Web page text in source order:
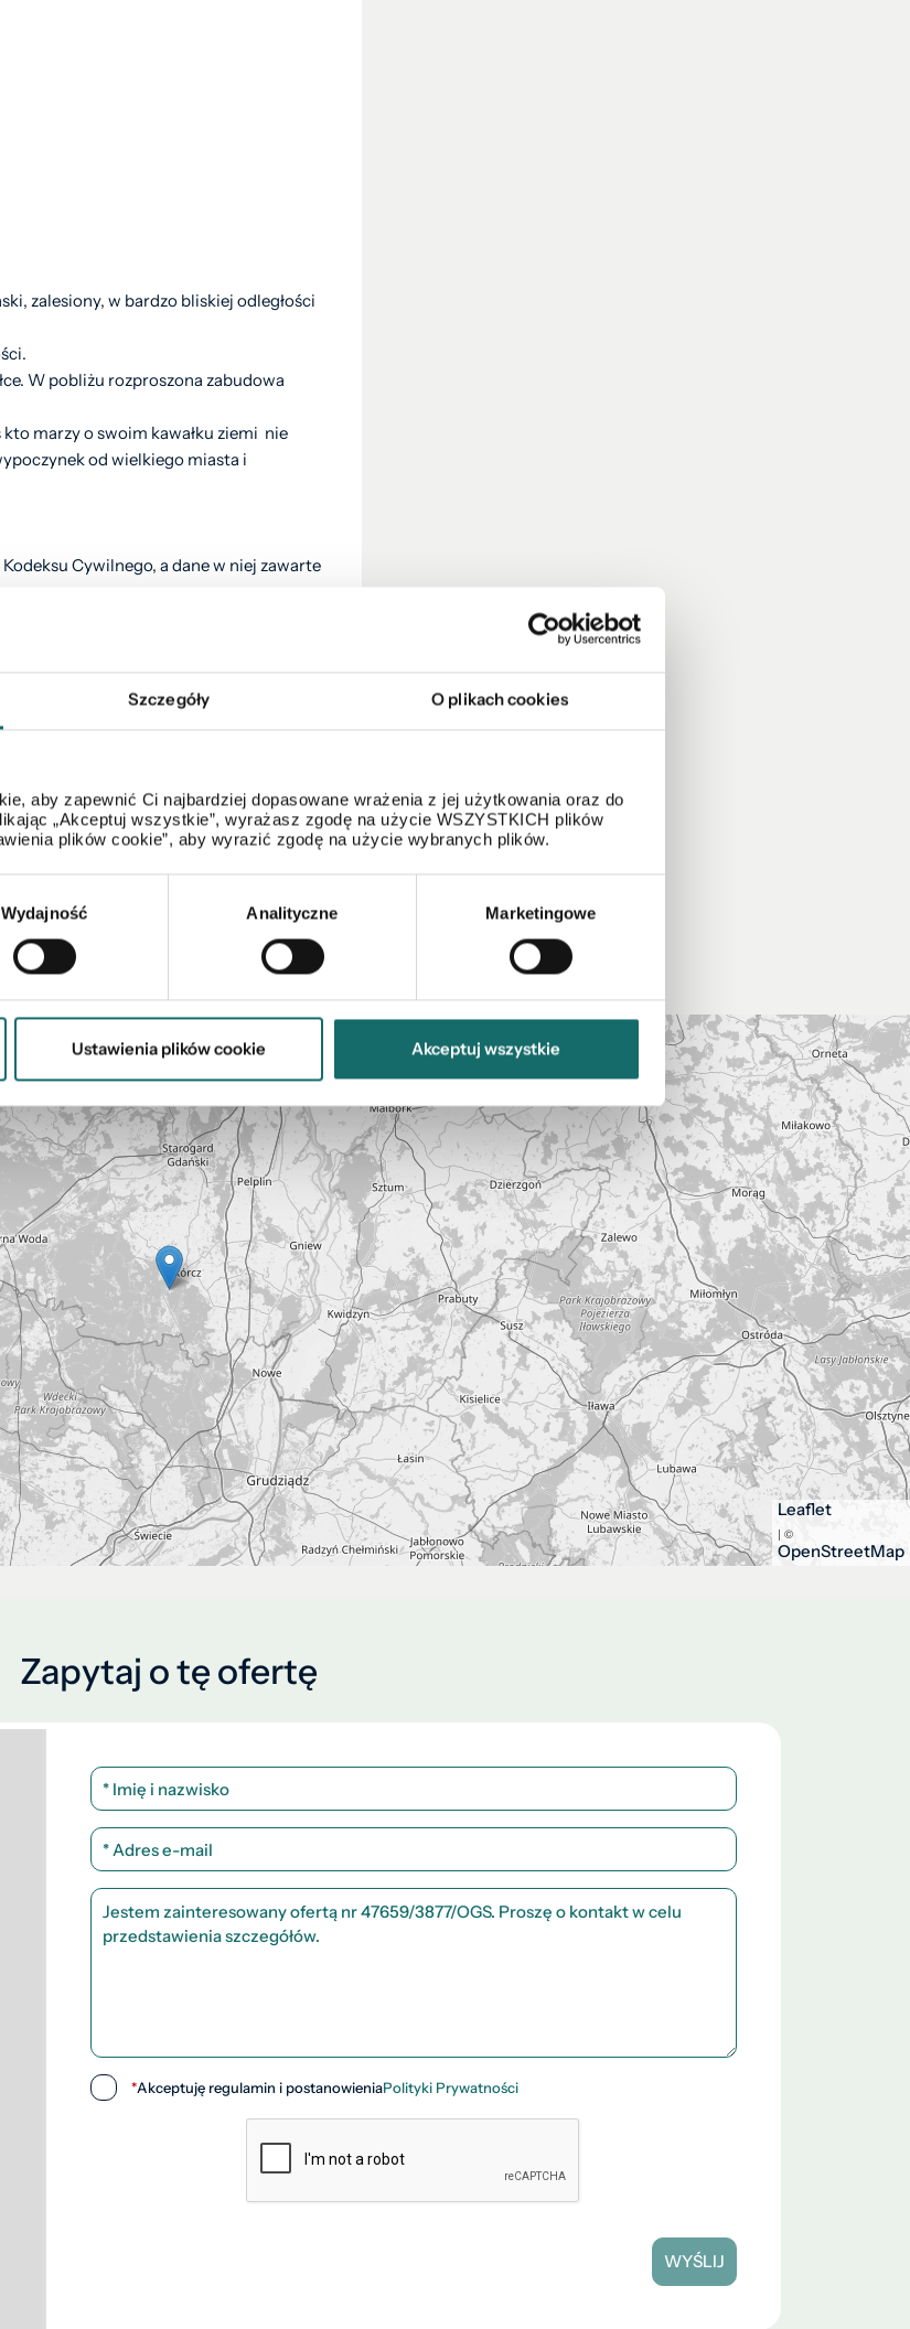
Szczegóły O plikach cookies
aby zapewnić Ci najbardziej dopasowane wrażenia z jej użytkowania oraz do
„Akceptuj wszystkie”, wyrażasz zgodę na użycie WSZYSTKICH plików
plików cookie”, aby wyrazić zgodę na użycie wybranych plików.
Wydajność Analityczne Marketingowe
Ustawienia plików cookie Akceptuj wszystkie
zalesiony, w bardzo bliskiej odległości
W pobliżu rozproszona zabudowa
marzy o swoim kawałku ziemi nie
od wielkiego miasta i
Cywilnego, a dane w niej zawarte
lecz ma charakter informacyjny.
wyłącznie materiał pomocniczy, ułatwiający
Sp z o.o. lub podmiotu współpracującego.
z niniejszych materiałów w jakikolwiek inny
z 4 lutego 1994 r. o prawie autorskim i prawach
Nieruchomości Sp z o.o. lub podmiotów
cywilnej oraz karnej.
Sp. z o.o. w rozumieniu ustawy z dnia 16
poz. 1503 z późn. zm.).
Leaflet
| ©
OpenStreetMap
Zapytaj o tę ofertę
*Akceptuję regulamin i postanowieniaPolityki Prywatności
WYŚLIJ